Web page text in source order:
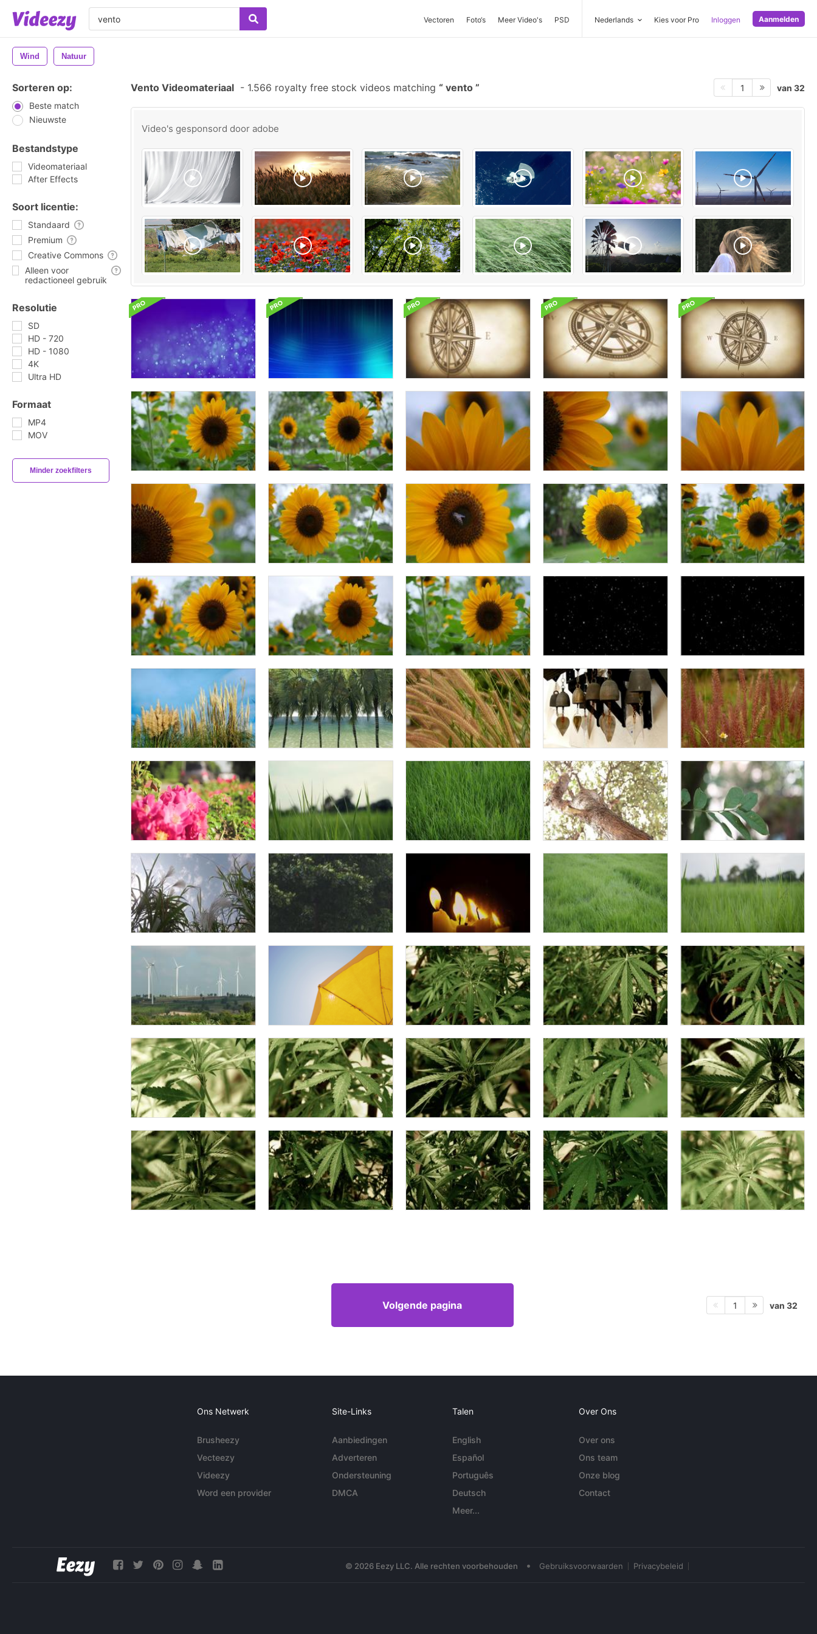
Vectoren Foto‘s Meer Video's PSD Nederlands Kies voor Pro Inloggen Aanmelden
Wind Natuur
Sorteren op:
Beste match
Nieuwste
Bestandstype
Videomateriaal
After Effects
Soort licentie:
Standaard
Premium
Creative Commons
Alleen voor
redactioneel gebruik
Resolutie
SD
HD - 720
HD - 1080
4K
Ultra HD
Formaat
MP4
MOV
Minder zoekfilters
Vento Videomateriaal - 1.566 royalty free stock videos matching vento 1 van 32
Video's gesponsord door adobe
Volgende pagina 1 van 32
Ons Netwerk
Brusheezy
Vecteezy
Videezy
Word een provider
Site-Links
Aanbiedingen
Adverteren
Ondersteuning
DMCA
Talen
English
Español
Português
Deutsch
Meer...
Over Ons
Over ons
Ons team
Onze blog
Contact
© 2026 Eezy LLC. Alle rechten voorbehouden • Gebruiksvoorwaarden Privacybeleid